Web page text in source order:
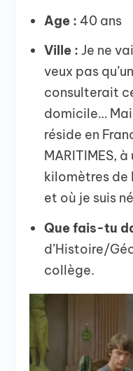
Age : 40 ans
Ville : Je ne
veux pas
consulterait
domicile…
réside en
MARITIMES,
kilomètres de
et où je suis
Que fais-tu
d’Histoire/
collège.